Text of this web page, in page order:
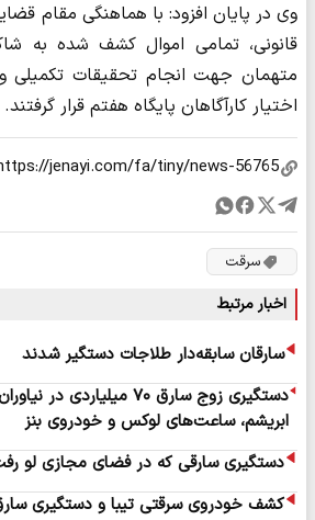
وی در پایان افزود: با هماهنگی مقام
قانونی، تمامی اموال کشف شده به
متهمان جهت انجام تحقیقات تکمیلی
اختیار کارآگاهان پایگاه هفتم قرار گرفتند.
سرقت
اخبار مرتبط
سارقان سابقه‌دار طلاجات دستگیر شدند
دستگیری زوج سارق ۷۰
ابریشم، ساعت‌های لوکس و خودروی بنز
دستگیری سارقی که در فضای مجازی لو
کشف خودروی سرقتی تیبا و دستگیری